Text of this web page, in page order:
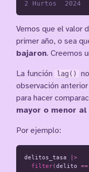
Vemos que el valor
primer año, o sea
bajaron. Creemos
La función lag()
observación
para hacer
mayor o menor
Por ejemplo:
delitos_tasa
|>
filter(delito ==